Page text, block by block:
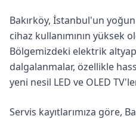
Bakırköy, İstanbul'un
cihaz kullanımının yüksek
Bölgemizdeki elektrik
dalgalanmalar, özellikle
yeni nesil LED ve OLED
Servis kayıtlarımıza göre,